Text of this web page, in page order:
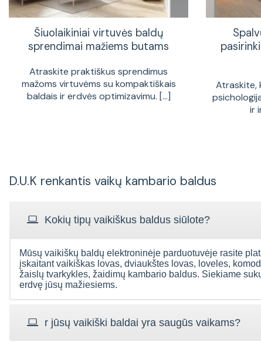
Šiuolaikiniai virtuvės baldų
sprendimai mažiems butams
Atraskite praktiškus sprendimus
mažoms virtuvėms su kompaktiškais
baldais ir erdvės optimizavimu. [...]
Atraskite,
ir
D.U.K renkantis vaikų kambario baldus
Kokių tipų vaikiškus baldus siūlote?
Mūsų vaikiškų baldų elektroninėje parduotuvėje rasite
įskaitant vaikiškas lovas, dviaukštes lovas, loveles,
žaislų tvarkykles, žaidimų kambario baldus. Siekiame
erdvę jūsų mažiesiems.
r jūsų vaikiški baldai yra saugūs vaikams?
Laba diena, Apie
įsigyto daikto kokybę
sunku spręsti.
Kurjerio darbas puikus.
Jūsų aptarnavimui
Gediminas /
valč**0@inbox.lt
Laba diena,
Ačiū už greitą ir malonų
aptarnavimą, tiek
kurjerių tarnybai tiek